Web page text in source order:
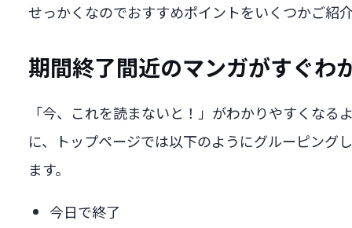
せっかくなのでおすすめポイントをいくつかご紹
期間終了間近のマンガがすぐわ
「今、これを読まないと！」がわかりやすくなる
に、トップページでは以下のようにグルーピング
ます。
今日で終了